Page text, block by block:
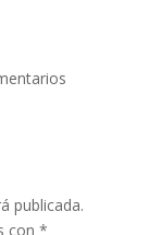
publicada.
con *